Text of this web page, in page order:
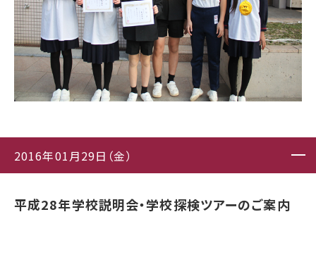
2016年01月29日（金）
平成28年学校説明会・学校探検ツアーのご案内